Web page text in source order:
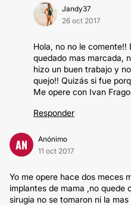
Jandy37
26 oct 2017
Hola, no no le comente!!
quedado mas marcada,
hizo un buen trabajo y
quejo!! Quizás si fue
Me opere con Ivan
Responder
AN
Anónimo
11 oct 2017
Yo me opere hace dos meces
implantes de mama ,no quede
sirugia no se tomaron ni la